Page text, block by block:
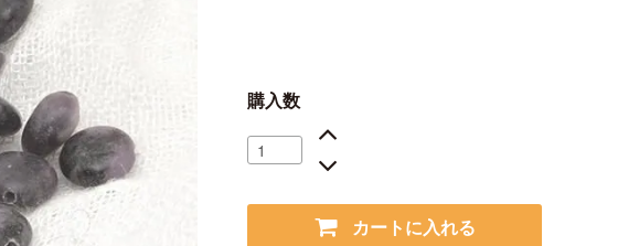
購入数
カートに入れる